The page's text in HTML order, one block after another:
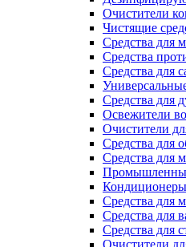
Очистители
Чистящие
Средства для
Средства
Средства для
Средства для
Освежители
Очистители
Средства для
Средства для
Кондиционеры
Средства для
Средства для
Средства для
Очистители